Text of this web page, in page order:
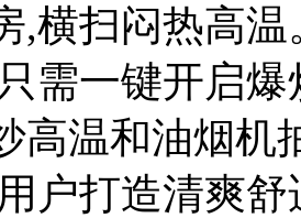
,横扫闷热高
需一键开启
高温和油烟机
户打造清爽